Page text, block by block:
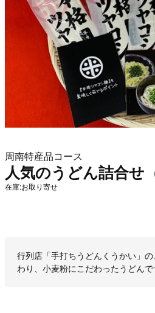
周南特産品コース
人気のうどん詰合せ
在庫:お取り寄せ
商品説明
行列店「手打ちうどんくうかい」
わり、小麦粉にこだわったうどんで